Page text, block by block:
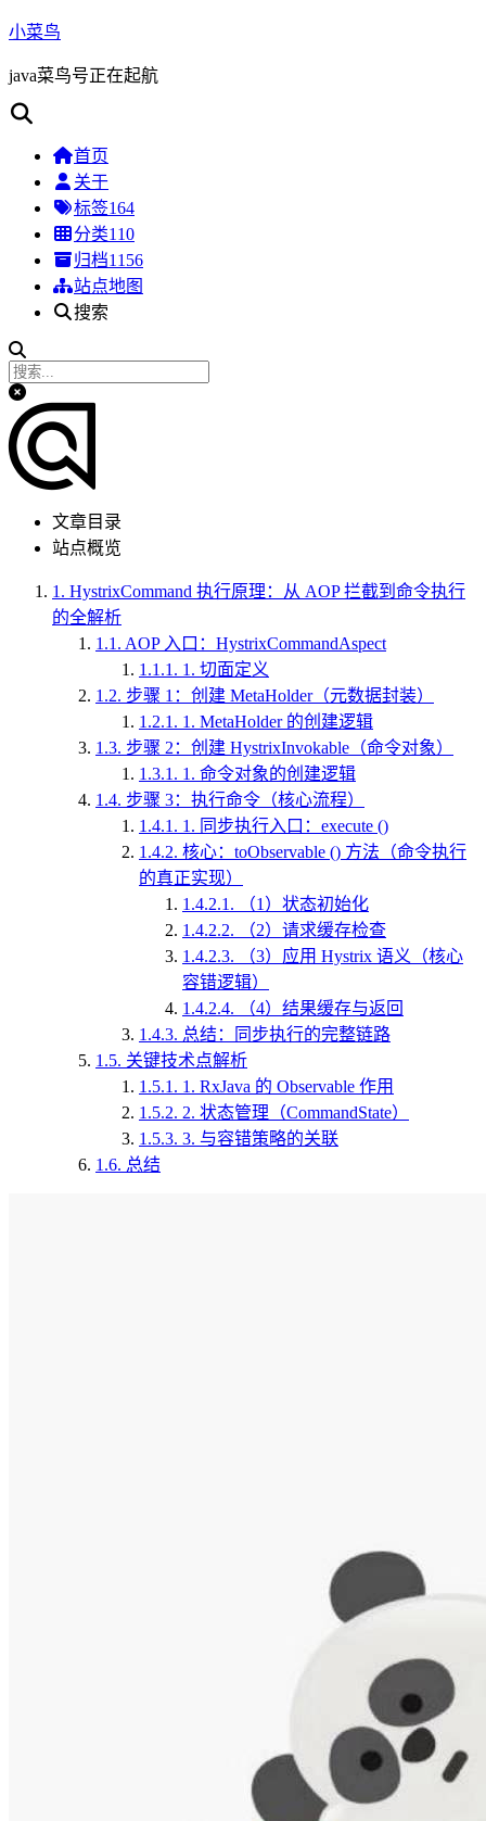
小菜鸟
java菜鸟号正在起航
首页
关于
标签164
分类110
归档1156
站点地图
搜索
文章目录
站点概览
1. HystrixCommand 执行原理：从 AOP 拦截到命令执行
的全解析
1.1. AOP 入口：HystrixCommandAspect
1.1.1. 1. 切面定义
1.2. 步骤 1：创建 MetaHolder（元数据封装）
1.2.1. 1. MetaHolder 的创建逻辑
1.3. 步骤 2：创建 HystrixInvokable（命令对象）
1.3.1. 1. 命令对象的创建逻辑
1.4. 步骤 3：执行命令（核心流程）
1.4.1. 1. 同步执行入口：execute ()
1.4.2. 核心：toObservable () 方法（命令执行
的真正实现）
1.4.2.1.
（1）状态初始化
1.4.2.2.
（2）请求缓存检查
1.4.2.3.
（3）应用 Hystrix 语义（核心
容错逻辑）
1.4.2.4.
（4）结果缓存与返回
1.4.3. 总结：同步执行的完整链路
1.5. 关键技术点解析
1.5.1. 1. RxJava 的 Observable 作用
1.5.2. 2. 状态管理（CommandState）
1.5.3. 3. 与容错策略的关联
1.6. 总结